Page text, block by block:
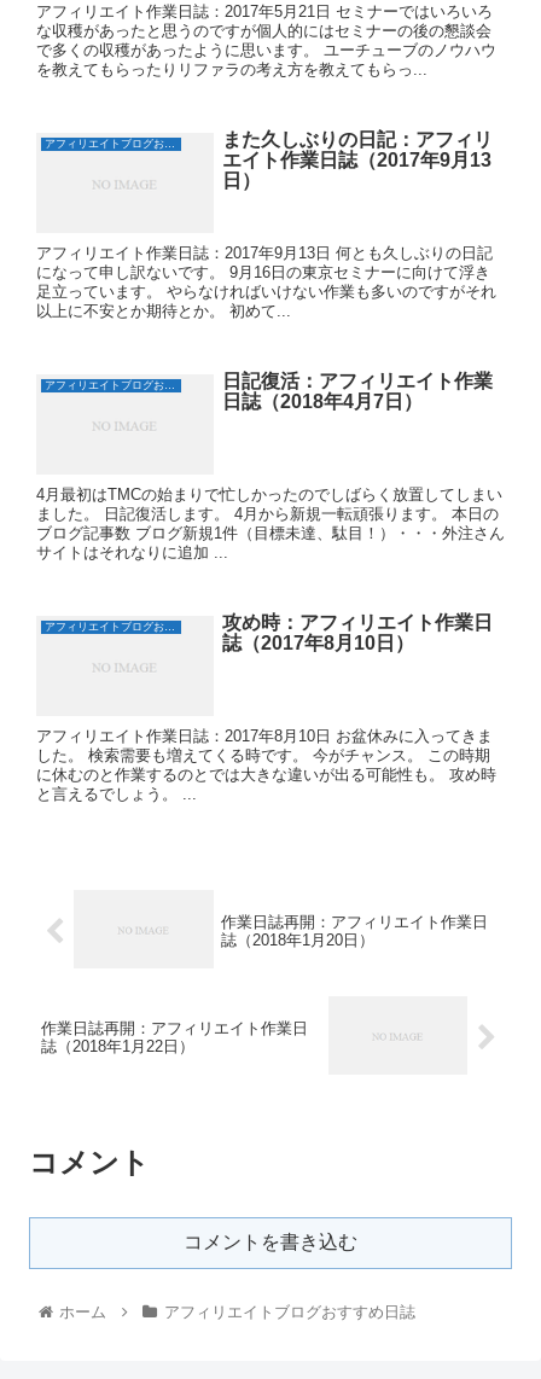
アフィリエイト作業日誌：2017年5月21日 セミナーではいろいろ
な収穫があったと思うのですが個人的にはセミナーの後の懇談会
で多くの収穫があったように思います。 ユーチューブのノウハウ
を教えてもらったりリファラの考え方を教えてもらっ...
アフィリエイトブログおすすめ日誌
また久しぶりの日記：アフィリ
エイト作業日誌（2017年9月13
日）
アフィリエイト作業日誌：2017年9月13日 何とも久しぶりの日記
になって申し訳ないです。 9月16日の東京セミナーに向けて浮き
足立っています。 やらなければいけない作業も多いのですがそれ
以上に不安とか期待とか。 初めて...
アフィリエイトブログおすすめ日誌
日記復活：アフィリエイト作業
日誌（2018年4月7日）
4月最初はTMCの始まりで忙しかったのでしばらく放置してしまい
ました。 日記復活します。 4月から新規一転頑張ります。 本日の
ブログ記事数 ブログ新規1件（目標未達、駄目！）・・・外注さん
サイトはそれなりに追加 ...
アフィリエイトブログおすすめ日誌
攻め時：アフィリエイト作業日
誌（2017年8月10日）
アフィリエイト作業日誌：2017年8月10日 お盆休みに入ってきま
した。 検索需要も増えてくる時です。 今がチャンス。 この時期
に休むのと作業するのとでは大きな違いが出る可能性も。 攻め時
と言えるでしょう。 ...
作業日誌再開：アフィリエイト作業日
誌（2018年1月20日）
作業日誌再開：アフィリエイト作業日
誌（2018年1月22日）
コメント
コメントを書き込む
ホーム アフィリエイトブログおすすめ日誌